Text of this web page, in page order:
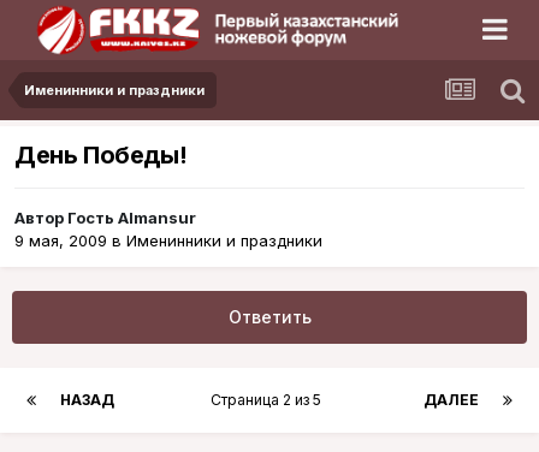
Именинники и праздники
День Победы!
Автор Гость Almansur
9 мая, 2009 в Именинники и праздники
Ответить
НАЗАД ДАЛЕЕ
Страница 2 из 5